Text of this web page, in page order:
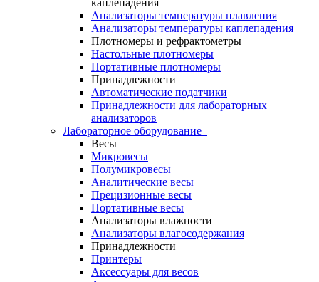
каплепадения
Анализаторы температуры плавления
Анализаторы температуры каплепадения
Плотномеры и рефрактометры
Настольные плотномеры
Портативные плотномеры
Принадлежности
Автоматические податчики
Принадлежности для лабораторных
анализаторов
Лабораторное оборудование
Весы
Микровесы
Полумикровесы
Аналитические весы
Прецизионные весы
Портативные весы
Анализаторы влажности
Анализаторы влагосодержания
Принадлежности
Принтеры
Аксессуары для весов